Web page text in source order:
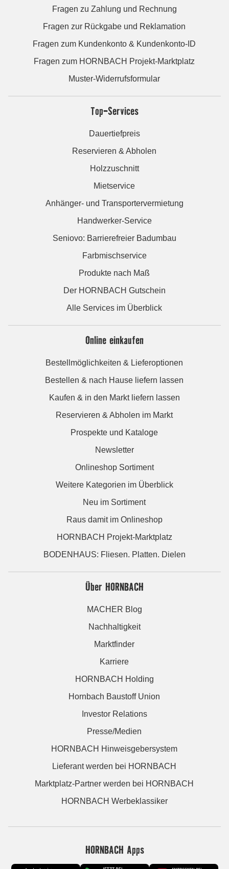
Fragen zu Zahlung und Rechnung
Fragen zur Rückgabe und Reklamation
Fragen zum Kundenkonto & Kundenkonto-ID
Fragen zum HORNBACH Projekt-Marktplatz
Muster-Widerrufsformular
Top-Services
Dauertiefpreis
Reservieren & Abholen
Holzzuschnitt
Mietservice
Anhänger- und Transportervermietung
Handwerker-Service
Seniovo: Barrierefreier Badumbau
Farbmischservice
Produkte nach Maß
Der HORNBACH Gutschein
Alle Services im Überblick
Online einkaufen
Bestellmöglichkeiten & Lieferoptionen
Bestellen & nach Hause liefern lassen
Kaufen & in den Markt liefern lassen
Reservieren & Abholen im Markt
Prospekte und Kataloge
Newsletter
Onlineshop Sortiment
Weitere Kategorien im Überblick
Neu im Sortiment
Raus damit im Onlineshop
HORNBACH Projekt-Marktplatz
BODENHAUS: Fliesen. Platten. Dielen
Über HORNBACH
MACHER Blog
Nachhaltigkeit
Marktfinder
Karriere
HORNBACH Holding
Hornbach Baustoff Union
Investor Relations
Presse/Medien
HORNBACH Hinweisgebersystem
Lieferant werden bei HORNBACH
Marktplatz-Partner werden bei HORNBACH
HORNBACH Werbeklassiker
HORNBACH Apps